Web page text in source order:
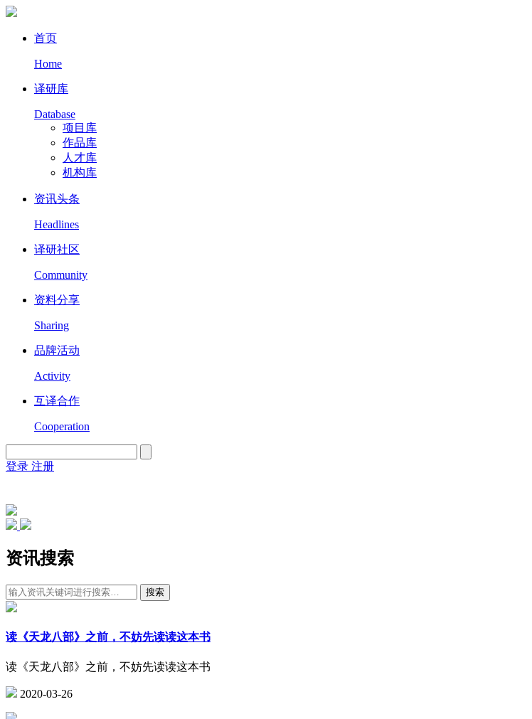
首页
Home
译研库
Database
项目库
作品库
人才库
机构库
资讯头条
Headlines
译研社区
Community
资料分享
Sharing
品牌活动
Activity
互译合作
Cooperation
登录 注册
资讯搜索
搜索
读《天龙八部》之前，不妨先读读这本书
读《天龙八部》之前，不妨先读读这本书
2020-03-26